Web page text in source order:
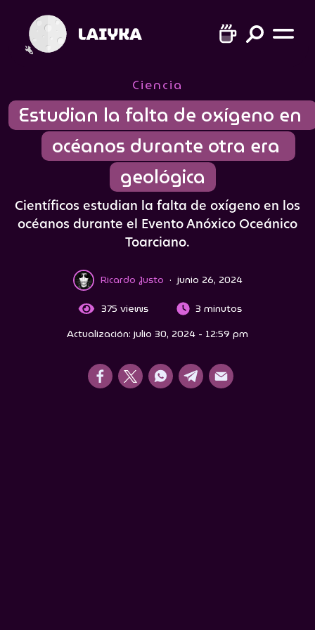
Ciencia
Estudian la falta de oxígeno en
océanos durante otra era
geológica
Científicos estudian la falta de oxígeno en los
océanos durante el Evento Anóxico Oceánico
Toarciano.
Ricardo Justo · junio 26, 2024
375 views
3 minutos
Actualización: julio 30, 2024 - 12:59 pm